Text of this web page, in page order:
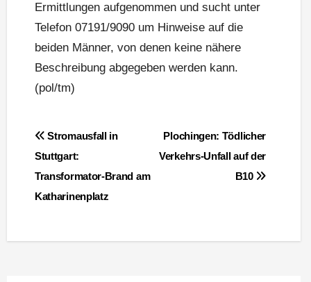
Ermittlungen aufgenommen und sucht unter
Telefon 07191/9090 um Hinweise auf die
beiden Männer, von denen keine nähere
Beschreibung abgegeben werden kann.
(pol/tm)
BeitragsnavigationPlochingen: Tödlicher
Verkehrs-Unfall auf der
B10
Stromausfall in
Stuttgart:
Transformator-Brand am
Katharinenplatz